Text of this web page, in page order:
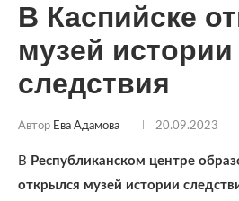
В Каспийске
музей истории
следствия
Автор Ева Адамова 20.09.2023
В Республиканском центре
открылся музей истории